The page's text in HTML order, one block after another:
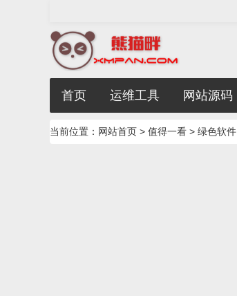
首页 运维工具 网站源码
当前位置： 网站首页 > 值得一看 > 绿色软件